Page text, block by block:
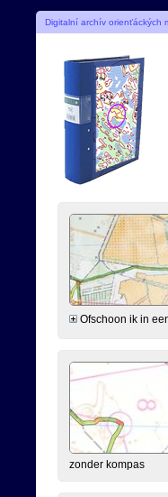
Digitalní archív orienťáckých
Ofschoon ik in
zonder kompas